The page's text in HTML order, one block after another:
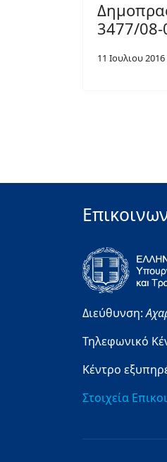
3477/
11 Ιουλιου 2016
Διεύθυνση:
Τηλεφωνικό
Κέντρο
Στοιχεία